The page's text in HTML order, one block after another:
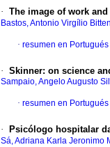
· The image of work
Bastos, Antonio Virgílio
· resumen en Portugués
· Skinner: on science
Sampaio, Angelo Augusto
· resumen en Portugués
· Psicólogo hospitalar
Sá, Adriana Karla Jeronimo